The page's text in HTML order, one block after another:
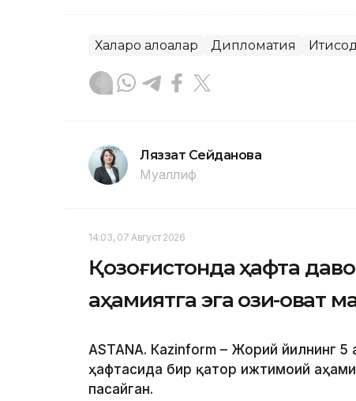
Халқаро алоқалар Дипломатия
Ляззат Сейданова
Муаллиф
14:03, 07 Август 2026
Қозоғистонда ҳафта
аҳамиятга эга озиқ-
ASTANА. Кazinform – Жорий йилнинг 5
ҳафтасида бир қатор ижтимоий
пасайган.